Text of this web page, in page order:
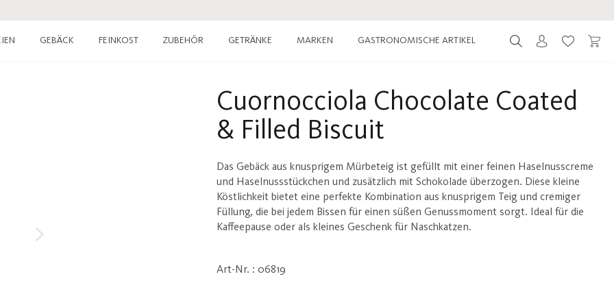
GEBÄCK FEINKOST ZUBEHÖR GETRÄNKE MARKEN GASTRONOMISCHE ARTIKEL Du hast 0
Cuornocciola Chocolate Coated
& Filled Biscuit
Das Gebäck aus knusprigem Mürbeteig ist gefüllt mit einer feinen Haselnusscreme
und Haselnussstückchen und zusätzlich mit Schokolade überzogen. Diese kleine
Köstlichkeit bietet eine perfekte Kombination aus knusprigem Teig und cremiger
Füllung, die bei jedem Bissen für einen süßen Genussmoment sorgt. Ideal für die
Kaffeepause oder als kleines Geschenk für Naschkatzen.
Art-Nr. : 06819